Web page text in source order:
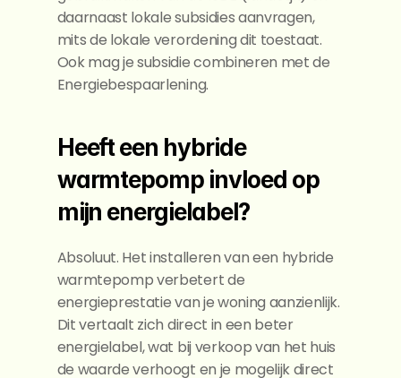
daarnaast lokale subsidies aanvragen,
mits de lokale verordening dit toestaat.
Ook mag je subsidie combineren met de
Energiebespaarlening.
Heeft een hybride
warmtepomp invloed op
mijn energielabel?
Absoluut. Het installeren van een hybride
warmtepomp verbetert de
energieprestatie van je woning aanzienlijk.
Dit vertaalt zich direct in een beter
energielabel, wat bij verkoop van het huis
de waarde verhoogt en je mogelijk direct